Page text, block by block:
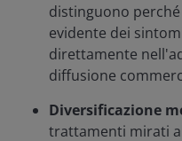
distinguono
evidente dei
direttamente
diffusione
Diversificazione
trattamenti mirati